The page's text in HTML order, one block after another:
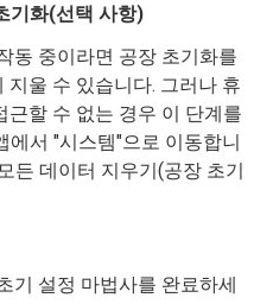
기화(선택 사항)
동 중이라면 공장 초기화를
울 수 있습니다. 그러나 휴
할 수 없는 경우 이 단계를
에서 "시스템"으로 이동합니
든 데이터 지우기(공장 초기
기 설정 마법사를 완료하세